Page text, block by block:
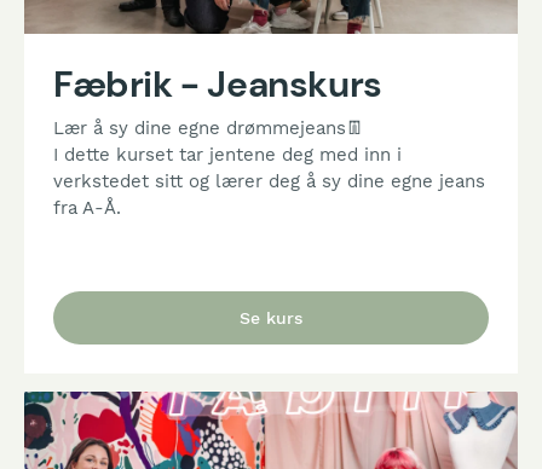
Fæbrik - Jeanskurs
Lær å sy dine egne drømmejeans👖
I dette kurset tar jentene deg med inn i
verkstedet sitt og lærer deg å sy dine egne jeans
fra A-Å.
Se kurs